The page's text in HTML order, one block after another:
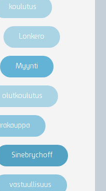
koulutus
Lonkero
Myynti
olutkoulutus
Sinebrychoff
vastuullisuus